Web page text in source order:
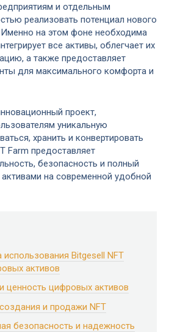
и отдельным
реализовать потенциал нового
на этом фоне необходима
все активы, облегчает их
а также предоставляет
для максимального комфорта и
проект,
уникальную
хранить и конвертировать
Farm предоставляет
безопасность и полный
на современной удобной
Bitgesell NFT
активов
ценность цифровых активов
и продажи NFT
безопасность и надежность